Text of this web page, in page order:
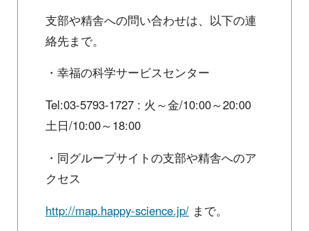
支部や精舎への問い合わせは、以下の連
絡先まで。
・幸福の科学サービスセンター
Tel:03-5793-1727 : 火～金/10:00～20:00
土日/10:00～18:00
・同グループサイトの支部や精舎へのア
クセス
http://map.happy-science.jp/ まで。